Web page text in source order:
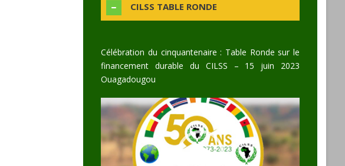
CILSS TABLE RONDE
Célébration du cinquantenaire : Table Ronde sur le
financement durable du CILSS – 15 juin 2023
Ouagadougou
Video
Player